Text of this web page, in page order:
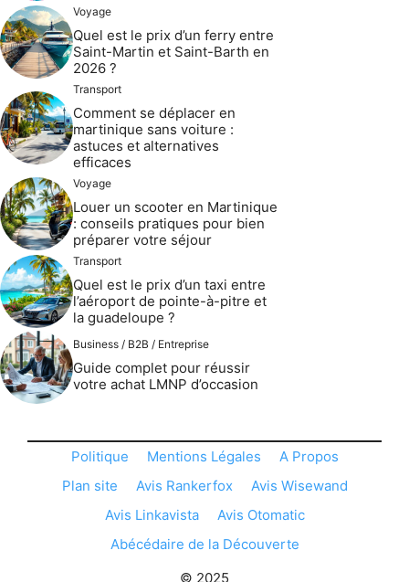
Voyage
Quel est le prix d’un ferry entre
Saint-Martin et Saint-Barth en
2026 ?
Transport
Comment se déplacer en
martinique sans voiture :
astuces et alternatives
efficaces
Voyage
Louer un scooter en Martinique
: conseils pratiques pour bien
préparer votre séjour
Transport
Quel est le prix d’un taxi entre
l’aéroport de pointe-à-pitre et
la guadeloupe ?
Business / B2B / Entreprise
Guide complet pour réussir
votre achat LMNP d’occasion
Politique Mentions Légales
A Propos
Plan site
Avis Rankerfox
Avis Wisewand
Avis Linkavista
Avis Otomatic
Abécédaire de la Découverte
© 2025